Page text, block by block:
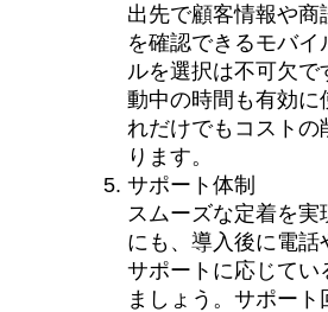
出先で顧客情報や商
を確認できるモバイ
ルを選択は不可欠で
動中の時間も有効に
れだけでもコストの
ります。
サポート体制
スムーズな定着を実
にも、導入後に電話
サポートに応じてい
ましょう。サポート